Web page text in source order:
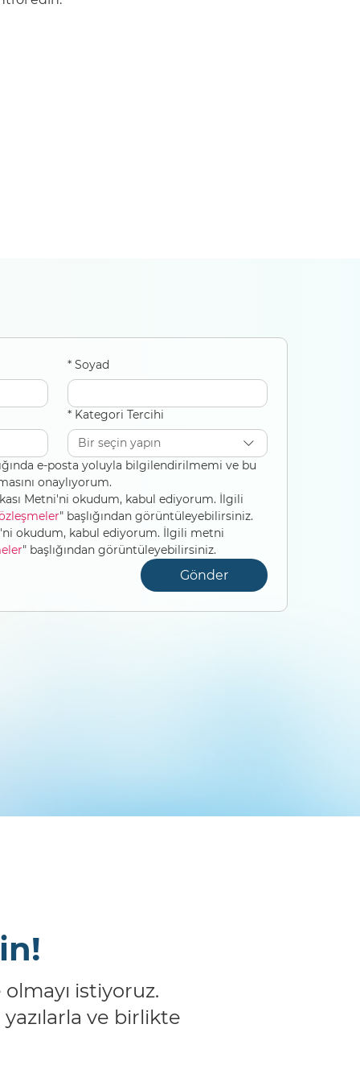
* Soyad
* Kategori Tercihi
Bir seçin yapın
e-posta yoluyla bilgilendirilmemi ve bu
onaylıyorum.
Metni'ni okudum, kabul ediyorum. İlgili
" başlığından görüntüleyebilirsiniz.
" başlığından görüntüleyebilirsiniz.
Gönder
istiyoruz.
ve birlikte